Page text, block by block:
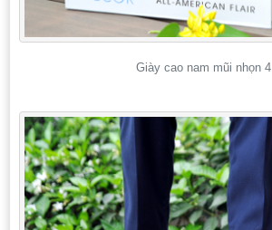
Giày cao nam mũi nhọn 4